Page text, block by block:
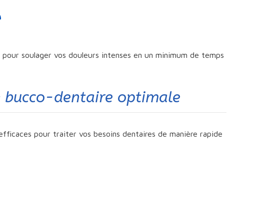
soulager vos douleurs intenses en un minimum de temps
bucco-dentaire optimale
pour traiter vos besoins dentaires de manière rapide